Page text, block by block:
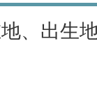
、出生